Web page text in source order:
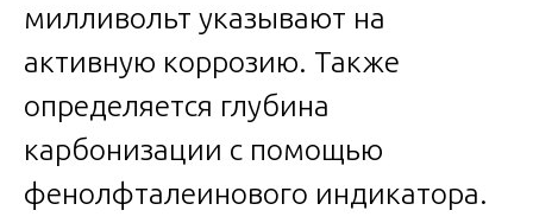
милливольт указывают на
активную коррозию. Также
определяется глубина
карбонизации с помощью
фенолфталеинового индикатора.